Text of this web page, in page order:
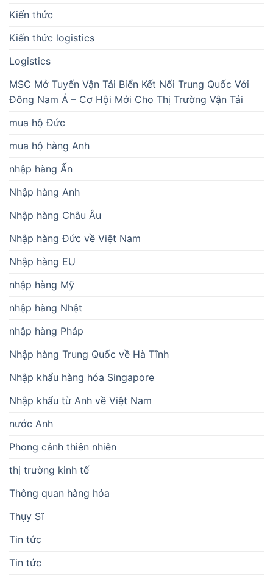
Kiến thức
Kiến thức logistics
Logistics
MSC Mở Tuyến Vận Tải Biển Kết Nối Trung Quốc Với
Đông Nam Á – Cơ Hội Mới Cho Thị Trường Vận Tải
mua hộ Đức
mua hộ hàng Anh
nhập hàng Ấn
Nhập hàng Anh
Nhập hàng Châu Âu
Nhập hàng Đức về Việt Nam
Nhập hàng EU
nhập hàng Mỹ
nhập hàng Nhật
nhập hàng Pháp
Nhập hàng Trung Quốc về Hà Tĩnh
Nhập khẩu hàng hóa Singapore
Nhập khẩu từ Anh về Việt Nam
nước Anh
Phong cảnh thiên nhiên
thị trường kinh tế
Thông quan hàng hóa
Thụy Sĩ
Tin tức
Tin tức